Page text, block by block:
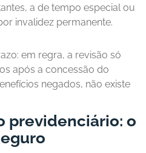
a de tempo especial ou
invalidez permanente.
em regra, a revisão só
após a concessão do
negados, não existe
previdenciário: o